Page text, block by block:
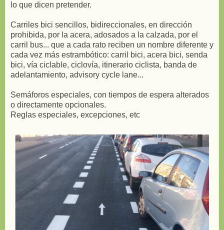
lo que dicen pretender.
Carriles bici sencillos, bidireccionales, en dirección
prohibida, por la acera, adosados a la calzada, por el
carril bus... que a cada rato reciben un nombre diferente y
cada vez más estrambótico: carril bici, acera bici, senda
bici, vía ciclable, ciclovía, itinerario ciclista, banda de
adelantamiento, advisory cycle lane...
Semáforos especiales, con tiempos de espera alterados
o directamente opcionales.
Reglas especiales, excepciones, etc